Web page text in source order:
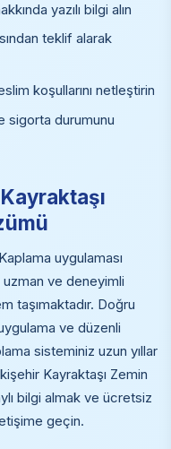
yazılı bilgi alın
teklif alarak
koşullarını netleştirin
sigorta durumunu
uygulaması
uzman ve deneyimli
taşımaktadır. Doğru
ve düzenli
sisteminiz uzun yıllar
Kayraktaşı Zemin
bilgi almak ve ücretsiz
geçin.